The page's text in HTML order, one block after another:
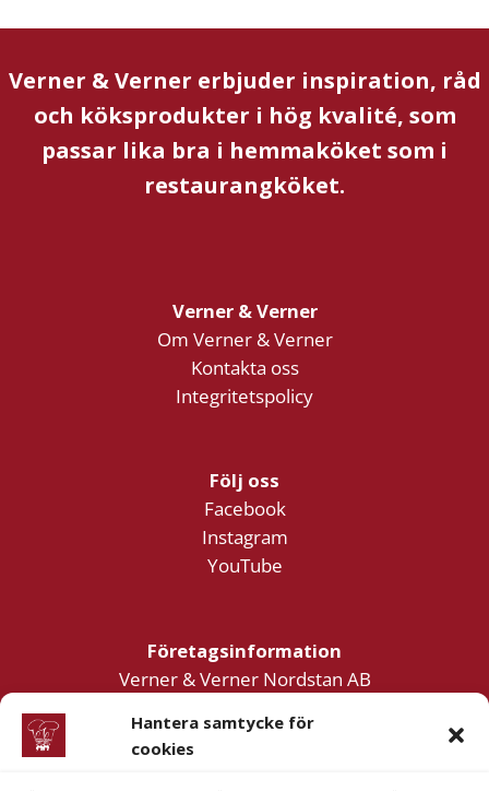
Hantera samtycke för
cookies
Verner & Verner erbjuder inspiration, råd
och köksprodukter i hög kvalité, som
passar lika bra i hemmaköket som i
restaurangköket.
Verner & Verner
Om Verner & Verner
Kontakta oss
Integritetspolicy
Följ oss
Facebook
Instagram
YouTube
Företagsinformation
Verner & Verner Nordstan AB
411 05 Göteborg